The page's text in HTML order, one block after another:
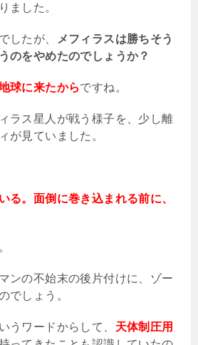
ました。
したが、
メフィラスは勝ちそう
のをやめたのでしょうか？
球に来たからですね。
ラス星人が戦う様子を、少し離
が見ていました。
る。面倒に巻き込まれる前に、
ンの不始末の後片付けに、ゾー
でしょう。
うワードからして、 天体制圧用